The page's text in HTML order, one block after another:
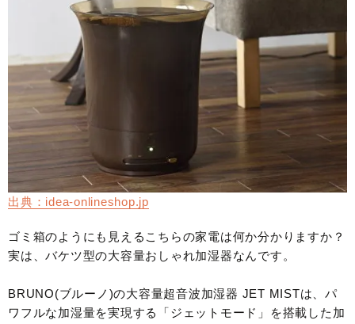
出典：idea-onlineshop.jp
ゴミ箱のようにも見えるこちらの家電は何か分かりますか？
実は、バケツ型の大容量おしゃれ加湿器なんです。
BRUNO(ブルーノ)の大容量超音波加湿器 JET MISTは、パ
ワフルな加湿量を実現する「ジェットモード」を搭載した加